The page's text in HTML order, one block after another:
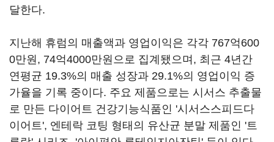
달한다.
지난해 휴럼의 매출액과 영업이익은 각각 767억600
0만원, 74억4000만원으로 집계됐으며, 최근 4년간
연평균 19.3%의 매출 성장과 29.1%의 영업이익 증
가율을 기록 중이다. 주요 제품으로는 시서스 추출물
로 만든 다이어트 건강기능식품인 '시서스스피드다
이어트', 엔테락 코팅 형태의 유산균 분말 제품인 '트